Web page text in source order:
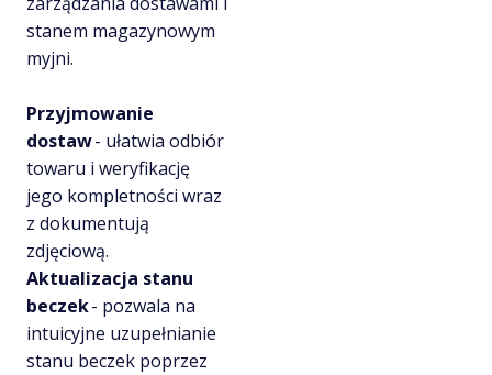
stanem magazynowym
myjni.
Przyjmowanie
dostaw- ułatwia odbiór
towaru i weryfikację
jego kompletności wraz
z dokumentują
zdjęciową.
Aktualizacja stanu
beczek- pozwala na
intuicyjne uzupełnianie
stanu beczek poprzez